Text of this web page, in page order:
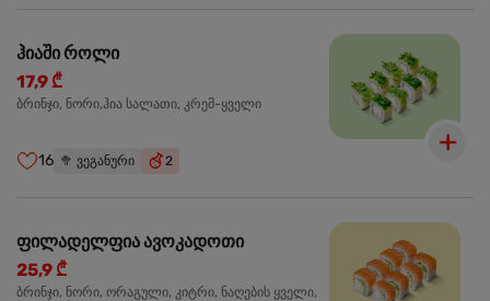
ჰიაში როლი
17,9 ₾
ბრინჯი, ნორი,ჰია სალათი, კრემ-ყველი
16 🥦 ვეგანური 2
ფილადელფია ავოკადოთი
25,9 ₾
ბრინჯი, ნორი, ორაგული, კიტრი, ნაღების ყველი,